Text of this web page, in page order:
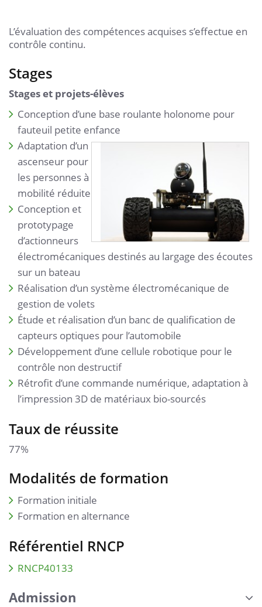
L’évaluation des compétences acquises s’effectue en
contrôle continu.
Stages
Stages et projets-élèves
Conception d’une base roulante holonome pour
fauteuil petite enfance
Adaptation d’un
ascenseur pour
les personnes à
mobilité réduite
Conception et
prototypage
d’actionneurs
électromécaniques destinés au largage des écoutes
sur un bateau
Réalisation d’un système électromécanique de
gestion de volets
Étude et réalisation d’un banc de qualification de
capteurs optiques pour l’automobile
Développement d’une cellule robotique pour le
contrôle non destructif
Rétrofit d’une commande numérique, adaptation à
l’impression 3D de matériaux bio-sourcés
Taux de réussite
77%
Modalités de formation
Formation initiale
Formation en alternance
Référentiel RNCP
RNCP40133
Admission